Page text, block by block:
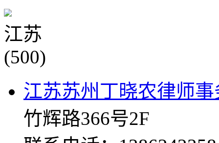
江苏
(500)
江苏苏州丁晓农律师事
竹辉路366号2F